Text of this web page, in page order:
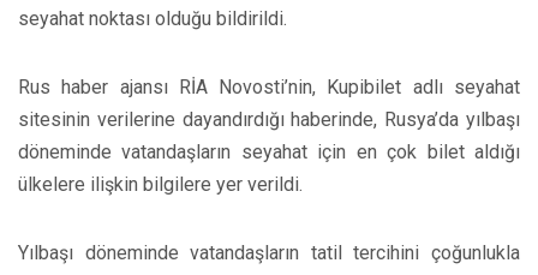
seyahat noktası olduğu bildirildi.
Rus haber ajansı RİA Novosti’nin, Kupibilet adlı seyahat
sitesinin verilerine dayandırdığı haberinde, Rusya’da yılbaşı
döneminde vatandaşların seyahat için en çok bilet aldığı
ülkelere ilişkin bilgilere yer verildi.
Yılbaşı döneminde vatandaşların tatil tercihini çoğunlukla